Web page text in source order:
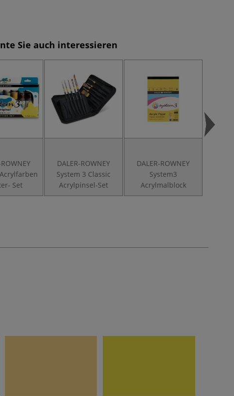
Sie auch interessieren
Set
DALER-ROWNEY
System 3 Classic
Acrylpinsel-Set
DALER-ROWNEY
System3
Acrylmalblock